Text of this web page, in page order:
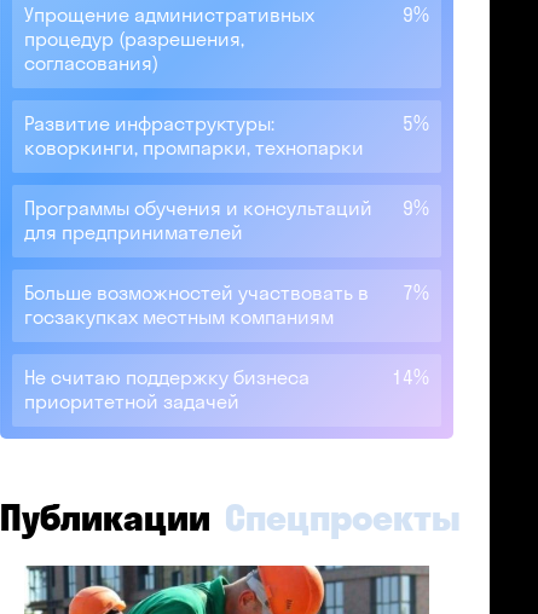
Упрощение административных
процедур (разрешения,
согласования)
9%
Развитие инфраструктуры:
коворкинги, промпарки, технопарки
5%
Программы обучения и консультаций
для предпринимателей
9%
Больше возможностей участвовать в
госзакупках местным компаниям
7%
Не считаю поддержку бизнеса
приоритетной задачей
14%
Публикации Спецпроекты